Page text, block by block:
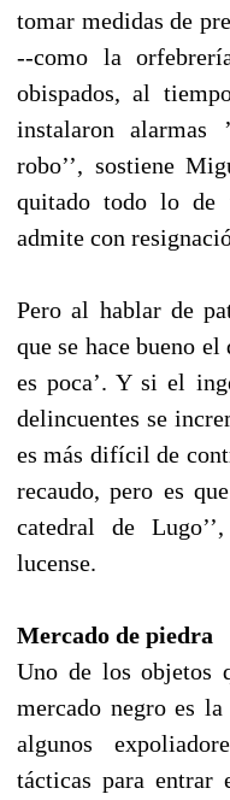
tomar medidas de
--como la
obispados, al
instalaron alarmas
robo’’, sostiene
quitado todo lo de
admite con
Pero al hablar de
que se hace bueno
es poca’. Y si el
delincuentes se
es más difícil de
recaudo, pero es
catedral de
lucense.
Mercado de piedra
Uno de los objetos
mercado negro es
algunos
tácticas para entrar